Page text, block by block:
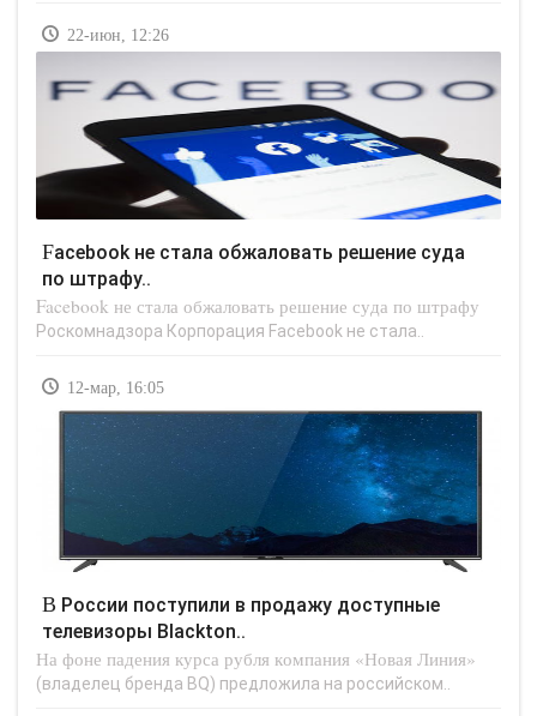
22-июн, 12:26
Facebook не стала обжаловать решение суда
по штрафу..
Facebook не стала обжаловать решение суда по штрафу
Роскомнадзора Корпорация Facebook не стала..
12-мар, 16:05
В России поступили в продажу доступные
телевизоры Blackton..
На фоне падения курса рубля компания «Новая Линия»
(владелец бренда BQ) предложила на российском..